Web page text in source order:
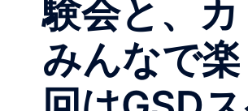
験会と、
みんなで